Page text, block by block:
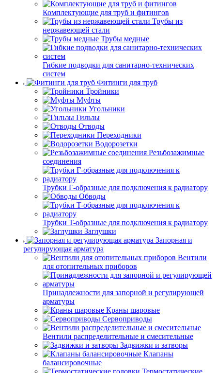
Комплектующие для труб и фитингов
Трубы из
нержавеющей стали
Трубы медные
Гибкие подводки для санитарно-технических
систем
Фитинги для труб
Тройники
Муфты
Угольники
Гильзы
Отводы
Переходники
Водорозетки
Резьбозажимные
соединения
Трубки Г-образные для подключения к радиатору
Обводы
Трубки T-образные для подключения к радиатору
Заглушки
Запорная и
регулирующая арматура
Вентили
для отопительных приборов
Принадлежности для запорной и регулирующей
арматуры
Краны шаровые
Сервоприводы
Вентили распределительные и смесительные
Задвижки и затворы
Клапаны
балансировочные
Термостатические